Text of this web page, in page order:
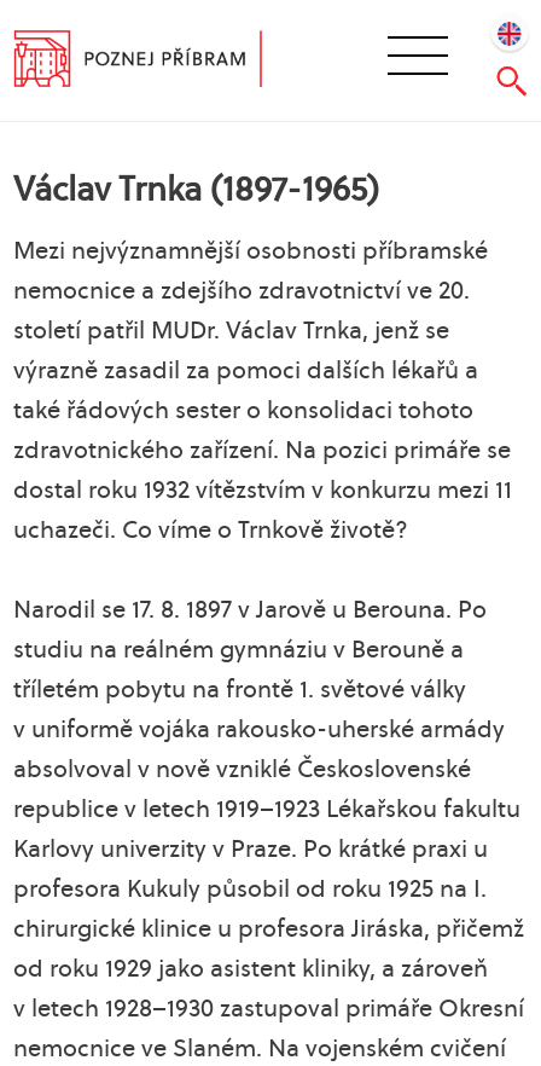
Václav Trnka (1897-1965)
Mezi nejvýznamnější osobnosti příbramské
nemocnice a zdejšího zdravotnictví ve 20.
století patřil MUDr. Václav Trnka, jenž se
výrazně zasadil za pomoci dalších lékařů a
také řádových sester o konsolidaci tohoto
zdravotnického zařízení. Na pozici primáře se
dostal roku 1932 vítězstvím v konkurzu mezi 11
uchazeči. Co víme o Trnkově životě?
Narodil se 17. 8. 1897 v Jarově u Berouna. Po
studiu na reálném gymnáziu v Berouně a
tříletém pobytu na frontě 1. světové války
v uniformě vojáka rakousko-uherské armády
absolvoval v nově vzniklé Československé
republice v letech 1919–1923 Lékařskou fakultu
Karlovy univerzity v Praze. Po krátké praxi u
profesora Kukuly působil od roku 1925 na I.
chirurgické klinice u profesora Jiráska, přičemž
od roku 1929 jako asistent kliniky, a zároveň
v letech 1928–1930 zastupoval primáře Okresní
nemocnice ve Slaném. Na vojenském cvičení